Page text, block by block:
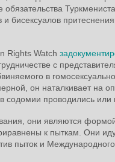
и бисексуалов
Rights Watch
с
в
он наталкивает на
проводились или
они являются формой
к пыткам. Они
пыток и Международного